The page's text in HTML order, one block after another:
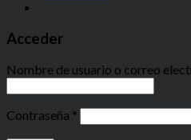
Acceder
Nombre de usuario o correo
Contraseña *